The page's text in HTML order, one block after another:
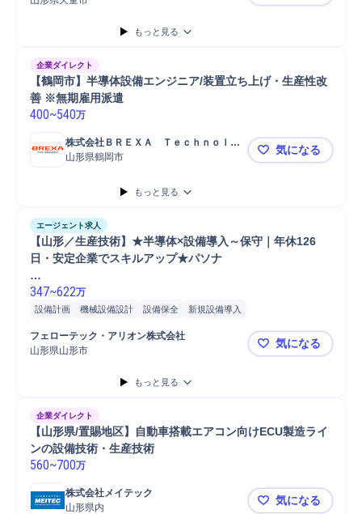
もっと見る
企業ダイレクト
【鶴岡市】半導体設備エンジニア/装置立ち上げ・生産性改
善 ※無期雇用派遣
400~540万
株式会社ＢＲＥＸＡ　Ｔｅｃｈｎｏｌｏ
ｇｙ
山形県鶴岡市 【鶴岡市】
気になる
もっと見る
エージェント求人
【山形／生産技術】★半導体×設備導入～保守｜年休126
日・安定企業でスキルアップ★パソナ
347~622万
設備計画 機械設備設計 設備保全 新規設備導入
フェローテック・アリオン株式会社
山形県山形市
【山形／生
気になる
もっと見る
企業ダイレクト
【山形県/置賜地区】自動車搭載エアコン向けECU製造ライ
ンの設備技術・生産技術
560~700万
株式会社メイテック
山形県内
【山形県/置
気になる